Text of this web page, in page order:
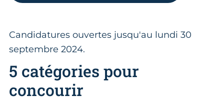
Candidatures ouvertes jusqu'au lundi 30
septembre 2024.
5 catégories pour
concourir